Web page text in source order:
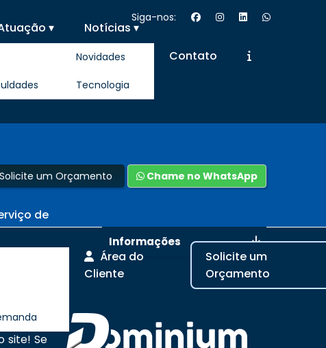
Siga-nos:
▾ Notícias ▾
Novidades
Tecnologia
Contato
de
Área do
Cliente
Solicite um
Orçamento
Solicite um Orçamento Chame no WhatsApp
busca
uma
site! Se
Informações